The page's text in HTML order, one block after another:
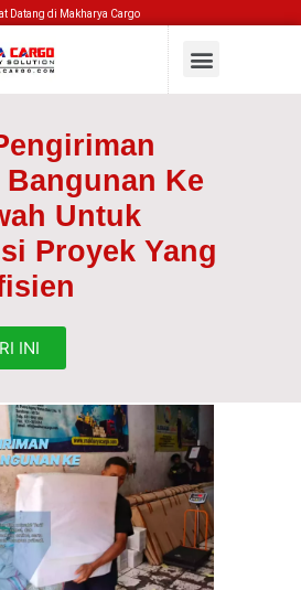
Datang di Makharya Cargo
Bangunan Ke
Untuk
Proyek Yang
INI